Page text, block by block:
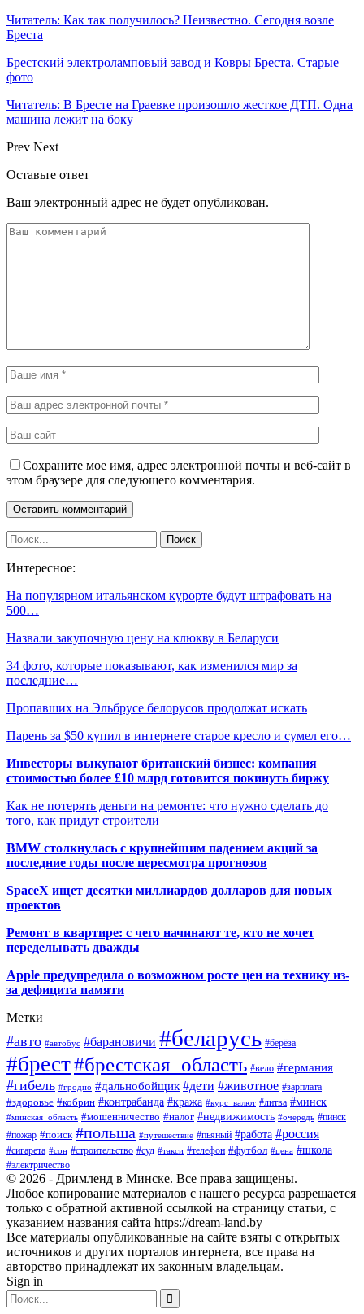
Читатель: Как так получилось? Неизвестно. Сегодня возле
Бреста
Брестский электроламповый завод и Ковры Бреста. Старые
фото
Читатель: В Бресте на Граевке произошло жесткое ДТП. Одна
машина лежит на боку
Prev Next
Оставьте ответ
Ваш электронный адрес не будет опубликован.
Сохраните мое имя, адрес электронной почты и веб-сайт в
этом браузере для следующего комментария.
Интересное:
На популярном итальянском курорте будут штрафовать на
500…
Назвали закупочную цену на клюкву в Беларуси
34 фото, которые показывают, как изменился мир за
последние…
Пропавших на Эльбрусе белорусов продолжат искать
Парень за $50 купил в интернете старое кресло и сумел его…
Инвесторы выкупают британский бизнес: компания
стоимостью более £10 млрд готовится покинуть биржу
Как не потерять деньги на ремонте: что нужно сделать до
того, как придут строители
BMW столкнулась с крупнейшим падением акций за
последние годы после пересмотра прогнозов
SpaceX ищет десятки миллиардов долларов для новых
проектов
Ремонт в квартире: с чего начинают те, кто не хочет
переделывать дважды
Apple предупредила о возможном росте цен на технику из-
за дефицита памяти
Метки
#авто #автобус #барановичи #беларусь #берёза
#брест#брестская_область #вело #германия
#гибель #гродно #дальнобойщик #дети #животное #зарплата
#здоровье #кобрин #контрабанда #кража #курс_валют #литва #минск
#минская_область #мошенничество #налог #недвижимость #очередь #пинск
#пожар #поиск #польша #путешествие #пьяный #работа #россия
#сигарета #сон #строительство #суд #такси #телефон #футбол #цена #школа
#электричество
© 2026 - Дримленд в Минске. Все права защищены.
Любое копирование материалов с нашего ресурса разрешается
только с обратной активной ссылкой на страницу статьи, с
указанием названия сайта https://dream-land.by
Все материалы опубликованные на сайте взяты с открытых
источников и других порталов интернета, все права на
авторство принадлежат их законным владельцам.
Sign in